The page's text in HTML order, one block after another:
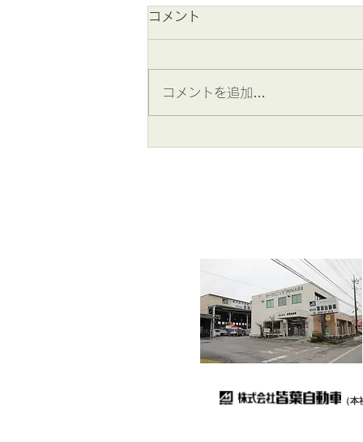
2026年8月 夏季休業のお知
コメント
コメントを追加…
（本